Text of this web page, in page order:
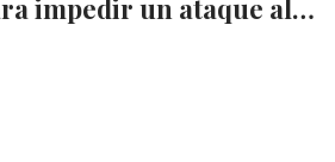
impedir un ataque al…